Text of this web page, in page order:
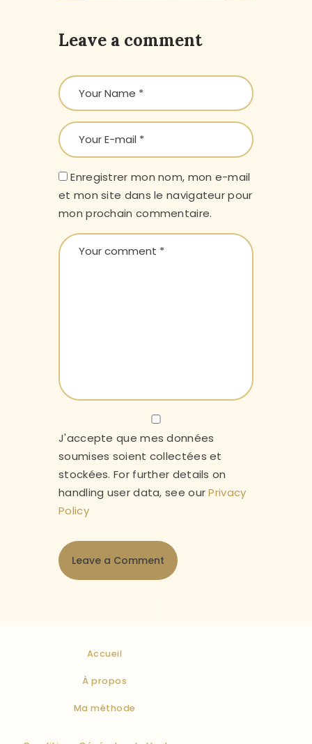
Leave a comment
Enregistrer mon nom, mon e-mail
et mon site dans le navigateur pour
mon prochain commentaire.
J'accepte que mes données
soumises soient collectées et
stockées. For further details on
handling user data, see ourPrivacy
Policy
Accueil
À propos
Ma méthode